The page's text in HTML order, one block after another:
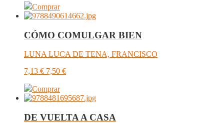
Comprar
CÓMO COMULGAR BIEN
LUNA LUCA DE TENA, FRANCISCO
7,13 € 7,50 €
Comprar
DE VUELTA A CASA